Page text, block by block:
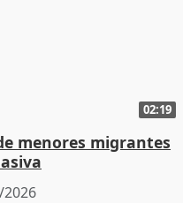
02:19
menores migrantes